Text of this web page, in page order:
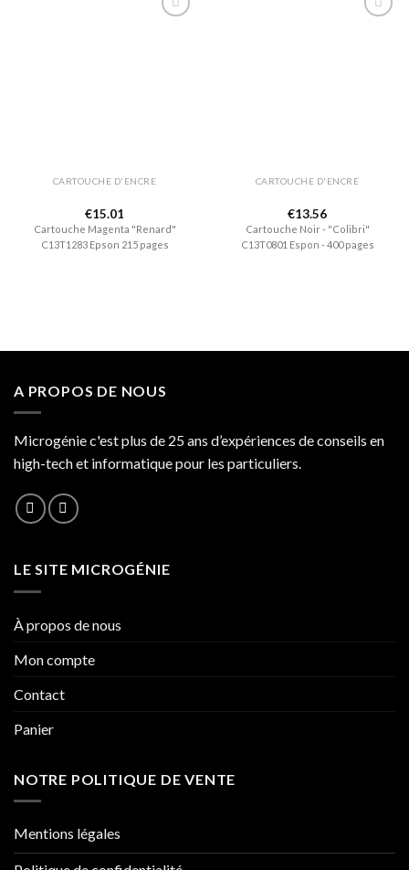
CARTOUCHE D'ENCRE
€15.01
Cartouche Magenta "Renard"
C13T1283 Epson 215 pages
CARTOUCHE D'ENCRE
€13.56
Cartouche Noir - "Colibri"
C13T0801 Espon - 400 pages
A PROPOS DE NOUS
Microgénie c'est plus de 25 ans d’expériences de conseils en
high-tech et informatique pour les particuliers.
LE SITE MICROGÉNIE
À propos de nous
Mon compte
Contact
Panier
NOTRE POLITIQUE DE VENTE
Mentions légales